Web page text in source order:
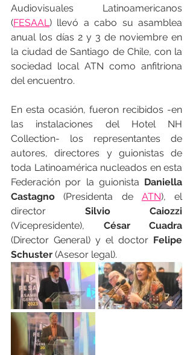
Audiovisuales Latinoamericanos
(FESAAL ) llevó a cabo su asamblea
anual los días 2 y 3 de noviembre en
la ciudad de Santiago de Chile, con la
sociedad local ATN como anfitriona
del encuentro.
En esta ocasión, fueron recibidos -en
las instalaciones del Hotel NH
Collection- los representantes de
autores, directores y guionistas de
toda Latinoamérica nucleados en esta
Federación por la guionista Daniella
Castagno (Presidenta de ATN), el
director Silvio Caiozzi
(Vicepresidente), César Cuadra
(Director General) y el doctor Felipe
Schuster (Asesor legal).